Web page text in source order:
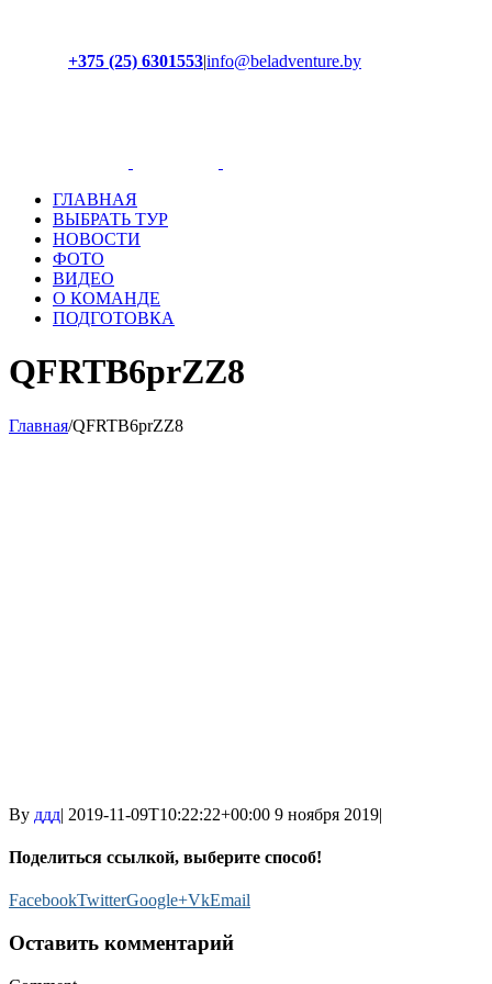
+375 (25) 6301553|info@beladventure.by
ГЛАВНАЯ
ВЫБРАТЬ ТУР
НОВОСТИ
ФОТО
ВИДЕО
О КОМАНДЕ
ПОДГОТОВКА
QFRTB6prZZ8
Главная/QFRTB6prZZ8
By ддд| 2019-11-09T10:22:22+00:00 9 ноября 2019|
Поделиться ссылкой, выберите способ!
FacebookTwitterGoogle+VkEmail
Оставить комментарий